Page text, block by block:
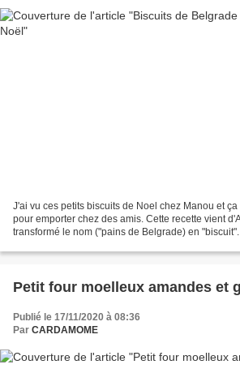
J'ai vu ces petits biscuits de Noel chez Manou et
pour emporter chez des amis. Cette recette vient
transformé le nom ("pains de Belgrade) en
Publié le 17/11/2020 à 08:36
Par CARDAMOME